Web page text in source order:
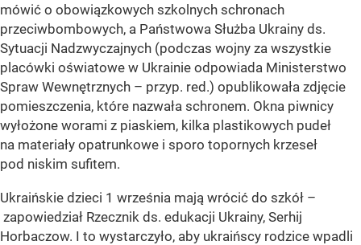
mówić o obowiązkowych szkolnych schronach
przeciwbombowych, а Państwowa Służba Ukrainy ds.
Sytuacji Nadzwyczajnych (podczas wojny za wszystkie
placówki oświatowe w Ukrainie odpowiada Ministerstwo
Spraw Wewnętrznych – przyp. red.) opublikowała zdjęcie
pomieszczenia, które nazwała schronem. Okna piwnicy
wyłożone worami z piaskiem, kilka plastikowych pudeł
na materiały opatrunkowe i sporo topornych krzeseł
pod niskim sufitem.
Ukraińskie dzieci 1 września mają wrócić do szkół –
zapowiedział Rzecznik ds. edukacji Ukrainy, Serhij
Horbaczow. I to wystarczyło, aby ukraińscy rodzice wpadli